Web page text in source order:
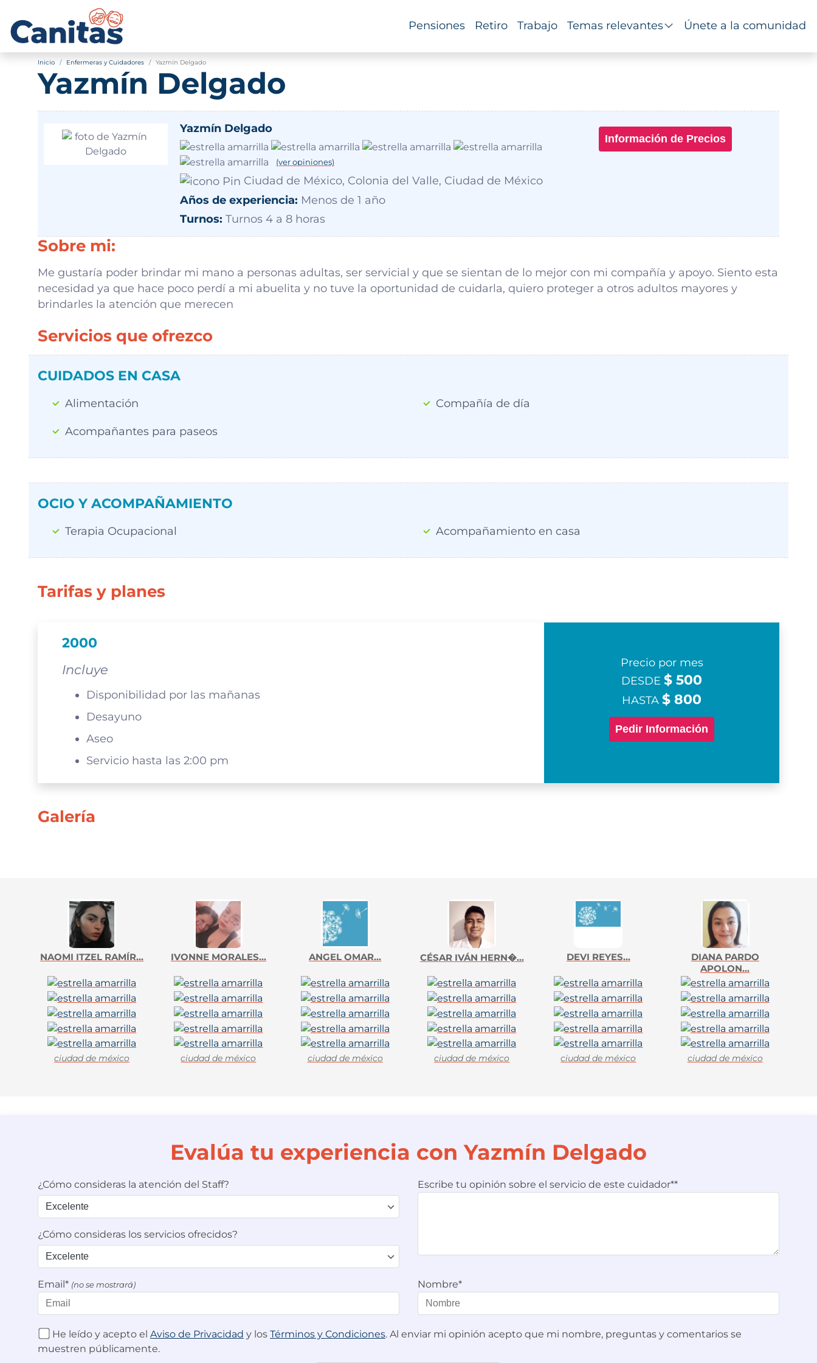
Pensiones Retiro Trabajo Temas relevantes Únete a la comunidad
Inicio Enfermeras y Cuidadores Yazmín Delgado
Yazmín Delgado
Yazmín Delgado
(ver opiniones)
Ciudad de México, Colonia del Valle, Ciudad de México
Años de experiencia: Menos de 1 año
Turnos: Turnos 4 a 8 horas
Información de Precios
Sobre mi:
Me gustaría poder brindar mi mano a personas adultas, ser servicial y que se sientan de lo mejor con mi compañía y apoyo. Siento esta
necesidad ya que hace poco perdí a mi abuelita y no tuve la oportunidad de cuidarla, quiero proteger a otros adultos mayores y
brindarles la atención que merecen
Servicios que ofrezco
CUIDADOS EN CASA
Alimentación Compañía de día
Acompañantes para paseos
OCIO Y ACOMPAÑAMIENTO
Terapia Ocupacional Acompañamiento en casa
Tarifas y planes
2000
Incluye
Disponibilidad por las mañanas
Desayuno
Aseo
Servicio hasta las 2:00 pm
Precio por mes
DESDE$ 500
HASTA$ 800
Pedir Información
Galería
NAOMI ITZEL RAMÍR...
ciudad de méxico
IVONNE MORALES...
ciudad de méxico
ANGEL OMAR...
ciudad de méxico
CÉSAR IVÁN HERN�...
ciudad de méxico
DEVI REYES...
ciudad de méxico
DIANA PARDO
APOLON...
ciudad de méxico
Evalúa tu experiencia con Yazmín Delgado
¿Cómo consideras la atención del Staff?
¿Cómo consideras los servicios ofrecidos?
Escribe tu opinión sobre el servicio de este cuidador**
Email* (no se mostrará) Nombre*
He leído y acepto el Aviso de Privacidad y los Términos y Condiciones. Al enviar mi opinión acepto que mi nombre, preguntas y comentarios se
muestren públicamente.